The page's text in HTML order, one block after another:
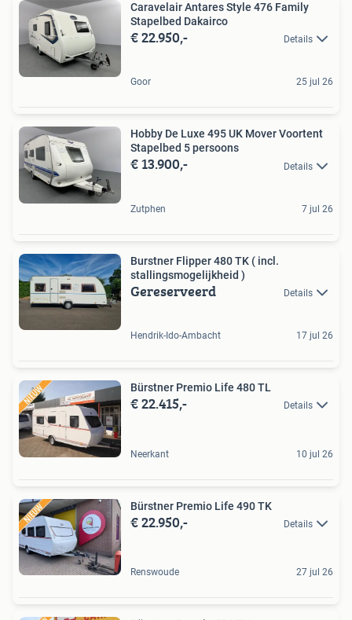
Caravelair Antares Style 476 Family
Stapelbed Dakairco
€ 22.950,- Details
Goor 25 jul 26
Hobby De Luxe 495 UK Mover Voortent
Stapelbed 5 persoons
€ 13.900,- Details
Zutphen 7 jul 26
Burstner Flipper 480 TK ( incl.
stallingsmogelijkheid )
Gereserveerd Details
Hendrik-Ido-Ambacht 17 jul 26
Bürstner Premio Life 480 TL
€ 22.415,- Details
Neerkant 10 jul 26
Bürstner Premio Life 490 TK
€ 22.950,- Details
Renswoude 27 jul 26